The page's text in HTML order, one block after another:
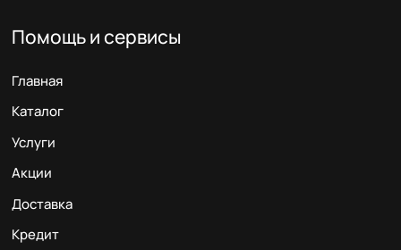
Помощь и сервисы
Главная
Каталог
Услуги
Акции
Доставка
Кредит